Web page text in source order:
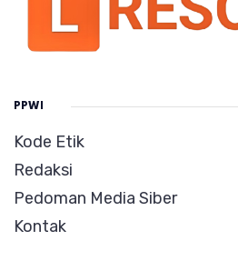
PPWI
Kode Etik
Redaksi
Pedoman Media Siber
Kontak